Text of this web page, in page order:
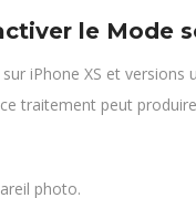
le Mode
iPhone XS et
traitement peut
photo.